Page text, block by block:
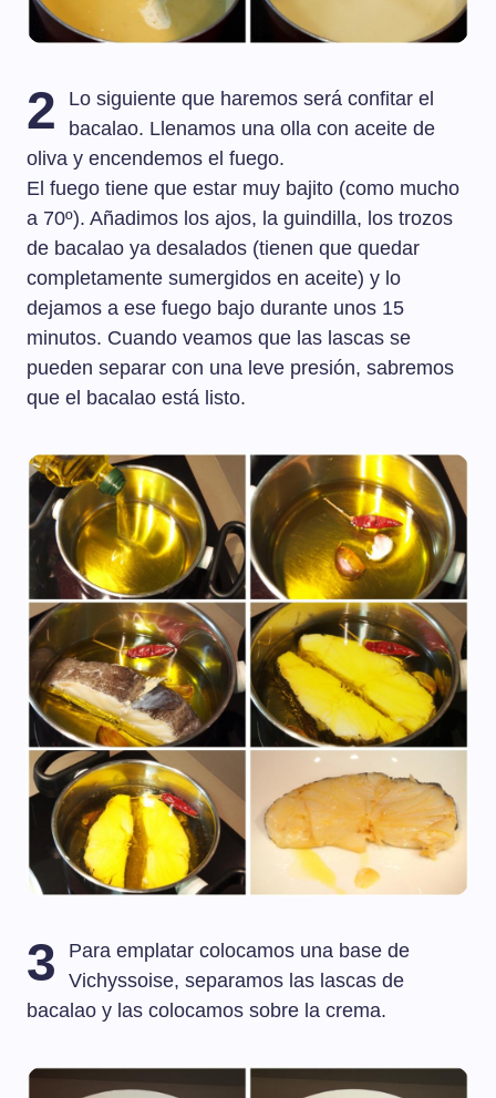
2
Lo siguiente que haremos será confitar el
bacalao. Llenamos una olla con aceite de
oliva y encendemos el fuego.
El fuego tiene que estar muy bajito (como mucho
a 70º). Añadimos los ajos, la guindilla, los trozos
de bacalao ya desalados (tienen que quedar
completamente sumergidos en aceite) y lo
dejamos a ese fuego bajo durante unos 15
minutos. Cuando veamos que las lascas se
pueden separar con una leve presión, sabremos
que el bacalao está listo.
3
Para emplatar colocamos una base de
Vichyssoise, separamos las lascas de
bacalao y las colocamos sobre la crema.